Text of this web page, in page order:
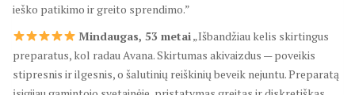
ieško patikimo ir greito sprendimo.”
Mindaugas, 53 metai„Išbandžiau kelis skirtingus
preparatus, kol radau Avana. Skirtumas akivaizdus — poveikis
stipresnis ir ilgesnis, o šalutinių reiškinių beveik nejuntu. Preparatą